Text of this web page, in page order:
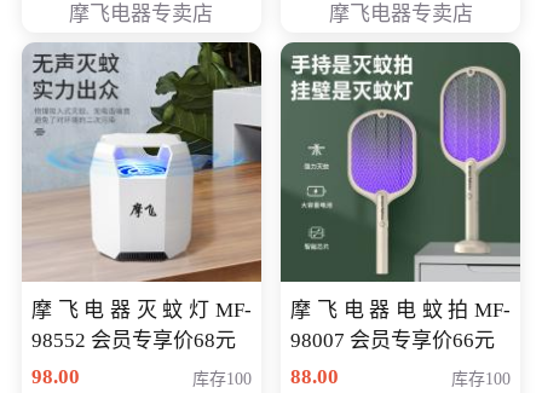
摩飞电器专卖店 摩飞电器专卖店
摩飞电器灭蚊灯MF-
98552 会员专享价68元
98.00
库存100
摩飞电器电蚊拍MF-
98007 会员专享价66元
88.00
库存100